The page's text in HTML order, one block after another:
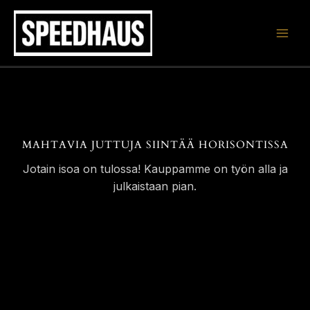
Siirry
sisältöön
MAHTAVIA JUTTUJA SIINTÄÄ HORISONTISSA
Jotain isoa on tulossa! Kauppamme on työn alla ja
julkaistaan pian.